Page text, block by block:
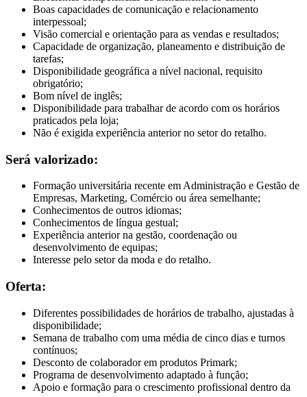
Boas capacidades de comunicação e relacionamento
interpessoal;
Visão comercial e orientação para as vendas e resultados;
Capacidade de organização, planeamento e distribuição de
tarefas;
Disponibilidade geográfica a nível nacional, requisito
obrigatório;
Bom nível de inglês;
Disponibilidade para trabalhar de acordo com os horários
praticados pela loja;
Não é exigida experiência anterior no setor do retalho.
Será valorizado:
Formação universitária recente em Administração e Gestão de
Empresas, Marketing, Comércio ou área semelhante;
Conhecimentos de outros idiomas;
Conhecimentos de língua gestual;
Experiência anterior na gestão, coordenação ou
desenvolvimento de equipas;
Interesse pelo setor da moda e do retalho.
Oferta:
Diferentes possibilidades de horários de trabalho, ajustadas à
disponibilidade;
Semana de trabalho com uma média de cinco dias e turnos
contínuos;
Desconto de colaborador em produtos Primark;
Programa de desenvolvimento adaptado à função;
Apoio e formação para o crescimento profissional dentro da